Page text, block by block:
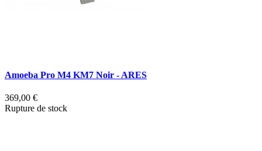
Amoeba Pro M4 KM7 Noir - ARES
369,00 €
Rupture de stock